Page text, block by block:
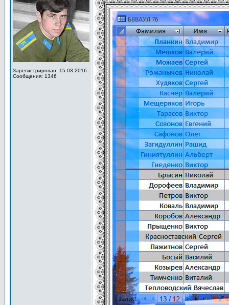
Зарегистрирован: 15.03.2016
Сообщения: 1346